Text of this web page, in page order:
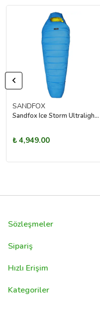
SANDFOX
Sandfox Ice Storm Ultralight V2 -26°C Uyku Tulumu Medium
₺ 4,949.00
Sözleşmeler
Sipariş
Hızlı Erişim
Kategoriler